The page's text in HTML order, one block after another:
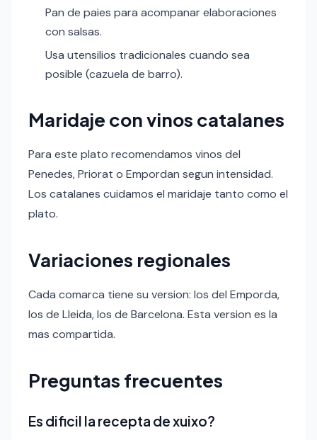
Pan de paies para acompanar elaboraciones
con salsas.
Usa utensilios tradicionales cuando sea
posible (cazuela de barro).
Maridaje con vinos catalanes
Para este plato recomendamos vinos del
Penedes, Priorat o Empordan segun intensidad.
Los catalanes cuidamos el maridaje tanto como el
plato.
Variaciones regionales
Cada comarca tiene su version: los del Emporda,
los de Lleida, los de Barcelona. Esta version es la
mas compartida.
Preguntas frecuentes
Es dificil la recepta de xuixo?